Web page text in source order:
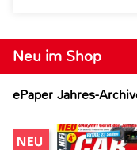
Neu im Shop
ePaper Jahres-